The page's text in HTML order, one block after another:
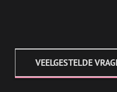
VEELGESTELDE